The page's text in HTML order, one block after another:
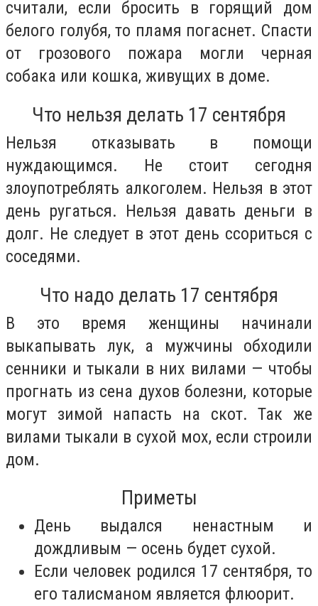
считали, если бросить в горящий дом
белого голубя, то пламя погаснет. Спасти
от грозового пожара могли черная
собака или кошка, живущих в доме.
Что нельзя делать 17 сентября
Нельзя отказывать в помощи
нуждающимся. Не стоит сегодня
злоупотреблять алкоголем. Нельзя в этот
день ругаться. Нельзя давать деньги в
долг. Не следует в этот день ссориться с
соседями.
Что надо делать 17 сентября
В это время женщины начинали
выкапывать лук, а мужчины обходили
сенники и тыкали в них вилами — чтобы
прогнать из сена духов болезни, которые
могут зимой напасть на скот. Так же
вилами тыкали в сухой мох, если строили
дом.
Приметы
День выдался ненастным и
дождливым — осень будет сухой.
Если человек родился 17 сентября, то
его талисманом является флюорит.